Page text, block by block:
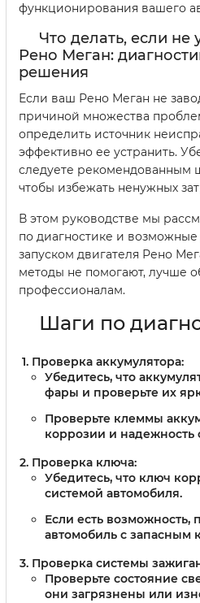
функционирования вашего
Что делать, если не
Рено Меган:
решения
Если ваш Рено Меган не
причиной множества
определить источник
эффективно ее устранить.
следуете рекомендованным
чтобы избежать ненужных
В этом руководстве мы
по диагностике и
запуском двигателя Рено
методы не помогают, лучше
профессионалам.
Шаги по
Проверка аккумулятора:
Убедитесь, что
фары и проверьте их
Проверьте клеммы
коррозии и надежность
Проверка ключа:
Убедитесь, что ключ
системой автомобиля.
Если есть возможность,
автомобиль с запасным
Проверка системы
Проверьте состояние
они загрязнены или